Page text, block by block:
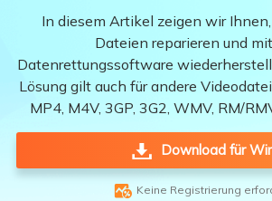
In diesem Artikel zeigen wir
Dateien reparieren und
Datenrettungssoftware
Lösung gilt auch für andere
MP4, M4V, 3GP, 3G2, WMV, RM/
Download für
 Keine Registrierung